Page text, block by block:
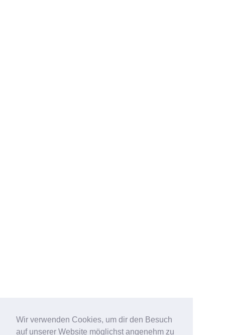
Wir verwenden Cookies, um dir den Besuch
auf unserer Website möglichst angenehm zu